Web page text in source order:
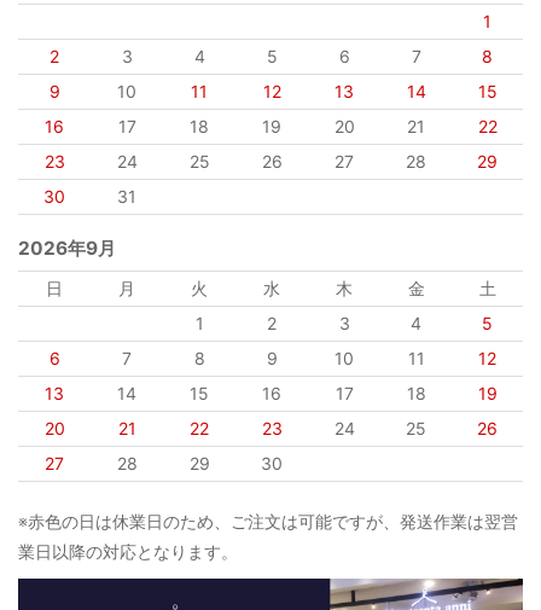
1
2
3 4 5 6 7
8
9
10 11 12 13 14
15
16
17 18 19 20 21
22
23
24 25 26 27 28
29
30
31
2026年9月
日 月 火 水 木 金
土
1
2 3 4
5
6
7 8 9 10 11
12
13
14 15 16 17 18
19
20
21 22 23 24 25
26
27
28 29 30
※赤色の日は休業日のため、ご注文は可能ですが、発送作業は翌営
業日以降の対応となります。